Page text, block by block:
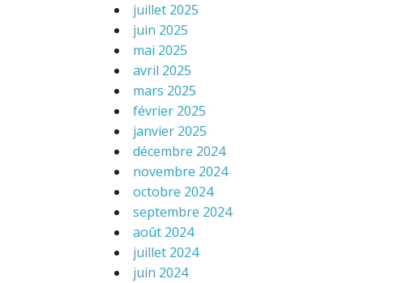
juillet 2025
juin 2025
mai 2025
avril 2025
mars 2025
février 2025
janvier 2025
décembre 2024
novembre 2024
octobre 2024
septembre 2024
août 2024
juillet 2024
juin 2024